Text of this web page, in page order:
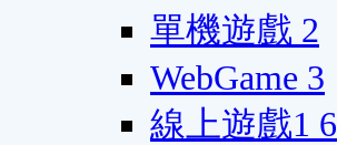
單機遊戲 2
WebGame 3
線上遊戲1 6